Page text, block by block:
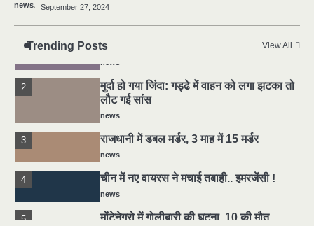
news September 27, 2024
Trending Posts View All
5 मोंटेनेग्रो में गोलीबारी की घटना, 10 की मौत
1 यमदूत बना डॉक्टर, 6 लोगों को रौंदा, 2 की मौत
news
2
मुर्दा हो गया जिंदा: गड्ढे में वाहन को लगा झटका तो
लौट गई सांस
news
3 राजधानी में डबल मर्डर, 3 माह में 15 मर्डर
news
4 चीन में नए वायरस ने मचाई तबाही.. इमरजेंसी !
news
5 मोंटेनेग्रो में गोलीबारी की घटना, 10 की मौत